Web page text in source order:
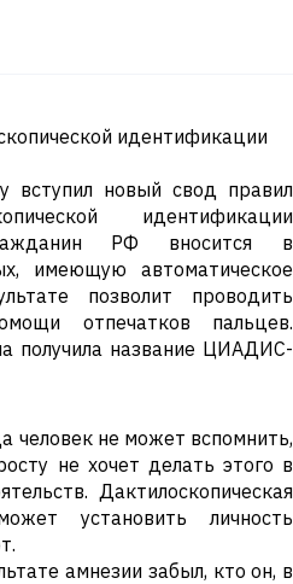
новый свод правил
идентификации
РФ вносится в
имеющую автоматическое
позволит проводить
отпечатков пальцев.
получила название ЦИАДИС-
человек не может вспомнить,
не хочет делать этого в
Дактилоскопическая
установить личность
амнезии забыл, кто он, в